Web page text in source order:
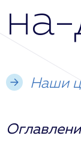
Наши